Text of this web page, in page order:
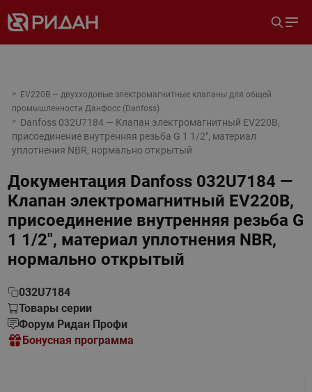
EV220B — двухходовые электромагнитные клапаны для общей
промышленности Данфосс (Danfoss)
Danfoss 032U7184 — Клапан электромагнитный EV220B,
присоединение внутренняя резьба G 1 1/2", материал
уплотнения NBR, нормально открытый
Документация Danfoss 032U7184 —
Клапан электромагнитный EV220B,
присоединение внутренняя резьба G
1 1/2", материал уплотнения NBR,
нормально открытый
032U7184
Товары серии
Форум Ридан Профи
Бонусная программа